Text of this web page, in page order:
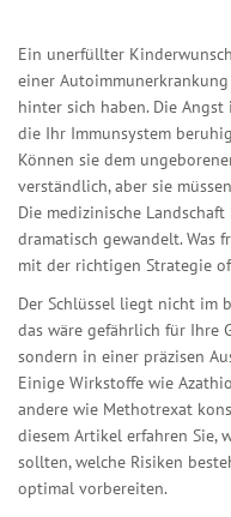
Ein unerfüllter
einer
hinter sich haben. Die
die Ihr Immunsystem
Können sie dem
verständlich, aber sie
Die medizinische
dramatisch gewandelt. Was
mit der richtigen Strategie
Der Schlüssel liegt nicht im
das wäre gefährlich für Ihre
sondern in einer präzisen
Einige Wirkstoffe wie
andere wie Methotrexat
diesem Artikel erfahren Sie,
sollten, welche Risiken
optimal vorbereiten.